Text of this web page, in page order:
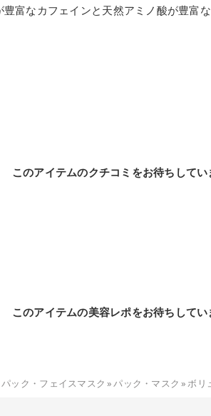
富なカフェインと天然アミノ酸が豊富
このアイテムのクチコミをお待ちしてい
このアイテムの美容レポをお待ちしてい
パック・フェイスマスク »パック・マスク »ボリ